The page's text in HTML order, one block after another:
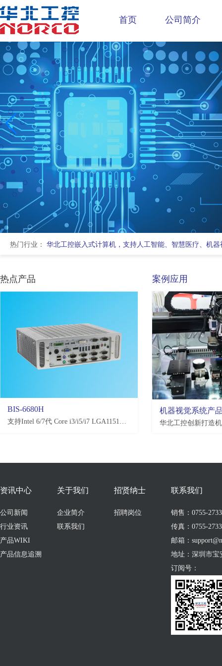
首页 公司简介
热门行业： 华北工控嵌入式计算机，支持人工智能、智慧医疗、机
热点产品
BIS-6680H
支持Intel 6/7代 Core i3/i5/i7 LGA1151处理器，H110/Q170/C236，4*USB3.0, 4*USB2.0，2-10*COM(可选)
EMB-3581
案例应用
机器视觉系统产
资讯中心
公司新闻
行业资讯
产品WIKI
产品信息追溯
关于我们
企业简介
联系我们
招贤纳士
招聘岗位
联系我们
销售：0755-
传真：0755-
邮箱：
地址：深圳市宝
订阅号：